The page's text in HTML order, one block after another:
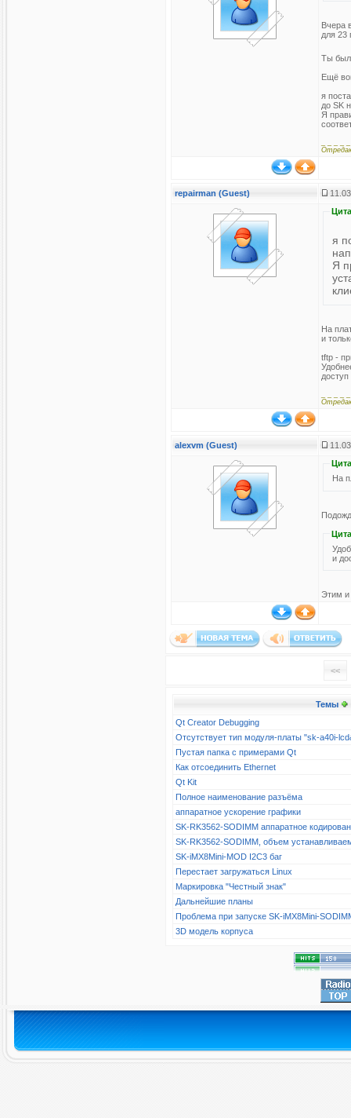
Вчера
для 23
Ты
Ещё
я
до SK
Я
repairman (Guest)
я
Я
На
и
tftp -
alexvm (Guest)
На
и
Этим и
<<
Темы
Qt Creator Debugging
Отсутствует тип модуля-платы "sk-a40i-
Пустая папка с примерами Qt
Как отсоединить Ethernet
Qt Kit
Полное наименование разъёма
аппаратное ускорение графики
SK-RK3562-SODIMM аппаратное
SK-RK3562-SODIMM, объем
SK-iMX8Mini-MOD I2C3 баг
Перестает загружаться Linux
Маркировка "Честный знак"
Дальнейшие планы
Проблема при запуске SK-iMX8Mini-
3D модель корпуса